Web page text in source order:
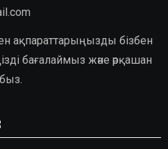
ақпараттарыңызды бізбен
бағалаймыз және әрқашан